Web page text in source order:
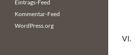
Eintrags-Feed
Kommentar-Feed
WordPress.org